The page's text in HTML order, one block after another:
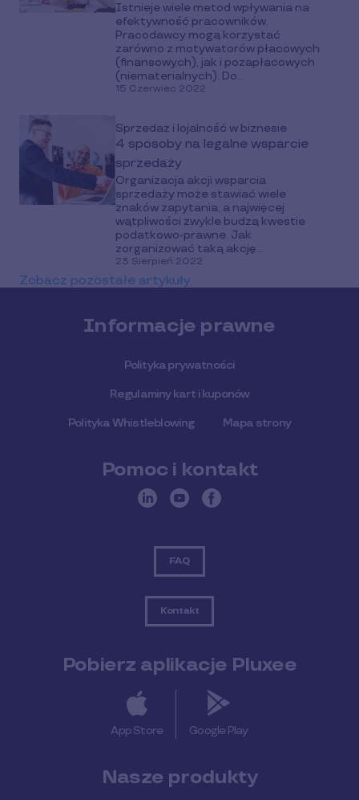
Istnieje wiele metod wpływania na
efektywność pracowników.
Pracodawcy mogą korzystać
zarówno z motywatorów płacowych
(finansowych), jak i pozapłacowych
(niematerialnych). Do...
15 Czerwiec 2022
Sprzedaż i lojalność w biznesie
4 sposoby na legalne wsparcie
sprzedaży
Organizacja akcji wsparcia
sprzedaży może stawiać wiele
znaków zapytania, a najwięcej
wątpliwości zwykle budzą kwestie
podatkowo-prawne. Jak
zorganizować taką akcję...
23 Sierpień 2022
Zobacz pozostałe artykuły
Informacje prawne
Polityka prywatności
Regulaminy kart i kuponów
Polityka Whistleblowing Mapa strony
Pomoc i kontakt
FAQ
Kontakt
Pobierz aplikacje Pluxee
App Store Google Play
Nasze produkty